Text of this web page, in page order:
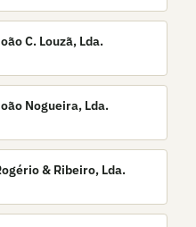
C. Louzã, Lda.
Nogueira, Lda.
& Ribeiro, Lda.